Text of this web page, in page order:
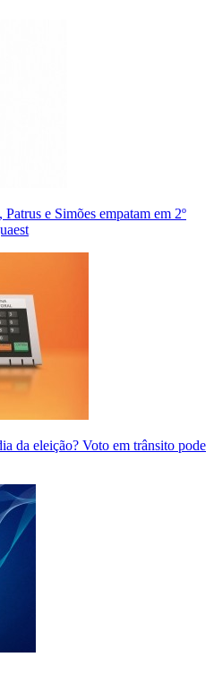
e Simões empatam em 2º
da eleição? Voto em trânsito pode